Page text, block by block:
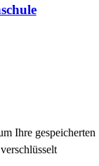
Ihre gespeicherten